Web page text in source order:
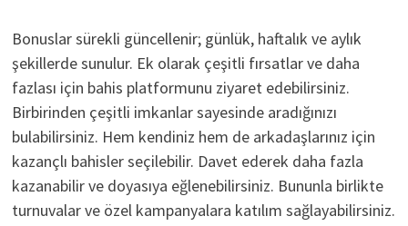
Bonuslar sürekli güncellenir; günlük, haftalık ve aylık
şekillerde sunulur. Ek olarak çeşitli fırsatlar ve daha
fazlası için bahis platformunu ziyaret edebilirsiniz.
Birbirinden çeşitli imkanlar sayesinde aradığınızı
bulabilirsiniz. Hem kendiniz hem de arkadaşlarınız için
kazançlı bahisler seçilebilir. Davet ederek daha fazla
kazanabilir ve doyasıya eğlenebilirsiniz. Bununla birlikte
turnuvalar ve özel kampanyalara katılım sağlayabilirsiniz.